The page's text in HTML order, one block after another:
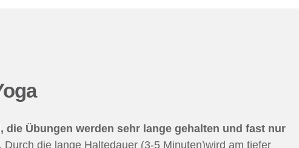
die Übungen werden sehr lange gehalten und fast nur
. Durch die lange Haltedauer (3-5 Minuten)wird am tiefer